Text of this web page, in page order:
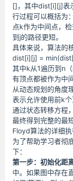
[]，其中dist[i][j]表
行过程可以概括为
点k作为中间点，
到j的路径更短。
具体来说，算法的
dist[i][j] =
其中k从1遍历到n
有顶点都被作为中
从动态规划的角度
表示允许使用前k个
通过状态转移方程
最终得到完整的最
Floyd算法的详细
为了帮助学习者彻
下：
第一步：初始化距
中。如果图中存在